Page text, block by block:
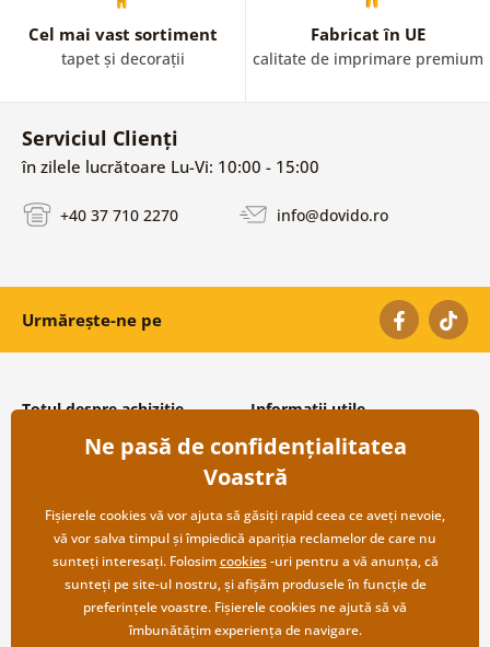
Cel mai vast sortiment
tapet și decorații
Fabricat în UE
calitate de imprimare premium
Serviciul Clienți
în zilele lucrătoare Lu-Vi: 10:00 - 15:00
+40 37 710 2270 info@dovido.ro
Urmărește-ne pe
Totul despre achiziție
Condiții și termeni generali
Protecția datelor personale
Transport și modalități de plată
Returnare
Informații utile
Despre noi
Întrebări frecvente
Contacte
Cooperare angro
Ne pasă de confidențialitatea
Voastră
Fișierele cookies vă vor ajuta să găsiți rapid ceea ce aveți nevoie,
vă vor salva timpul și împiedică apariția reclamelor de care nu
sunteți interesați. Folosimcookies-uri pentru a vă anunța, că
sunteți pe site-ul nostru, și afișăm produsele în funcție de
preferințele voastre. Fișierele cookies ne ajută să vă
îmbunătățim experiența de navigare.